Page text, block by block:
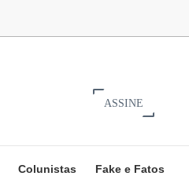
ASSINE
Colunistas Fake e Fatos